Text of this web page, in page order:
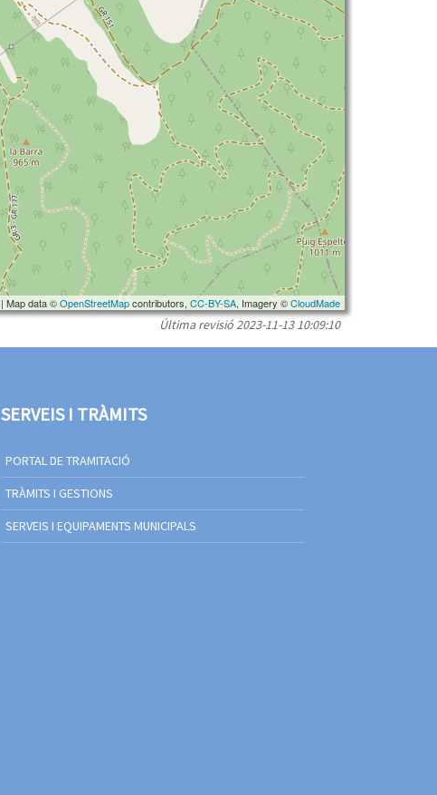
| Map data ©OpenStreetMapcontributors, CC-BY-SA, Imagery ©CloudMade
Última revisió2023-11-13 10:09:10
SERVEIS I TRÀMITS
PORTAL DE TRAMITACIÓ
TRÀMITS I GESTIONS
SERVEIS I EQUIPAMENTS MUNICIPALS